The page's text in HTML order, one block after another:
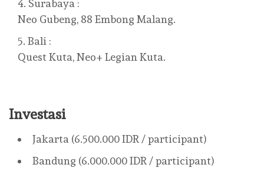
Surabaya :
Neo Gubeng, 88 Embong Malang.
Bali :
Quest Kuta, Neo+ Legian Kuta.
Investasi
Jakarta (6.500.000 IDR / participant)
Bandung (6.000.000 IDR / participant)